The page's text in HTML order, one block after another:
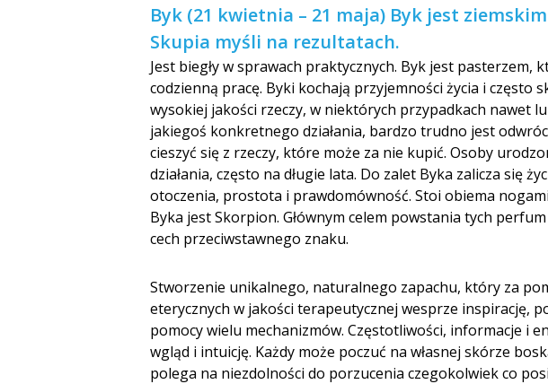
Byk (21 kwietnia – 21 maja) Byk jest
Skupia myśli na rezultatach.
Jest biegły w sprawach praktycznych. Byk jest
codzienną pracę. Byki kochają przyjemności życia i często
wysokiej jakości rzeczy, w niektórych przypadkach nawet
jakiegoś konkretnego działania, bardzo trudno jest
cieszyć się z rzeczy, które może za nie kupić. Osoby
działania, często na długie lata. Do zalet Byka zalicza się
otoczenia, prostota i prawdomówność. Stoi obiema
Byka jest Skorpion. Głównym celem powstania tych
cech przeciwstawne­go znaku.
Stworzenie unikalnego, naturalnego zapachu, który za
eterycznych w jakości terapeutycznej wesprze inspirację,
pomocy wielu mechanizmów. Częstotliwości, informacje i
wgląd i intuicję. Każdy może poczuć na własnej skórze
polega na niezdolności do porzucenia czegokolwiek co